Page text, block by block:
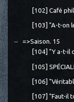
[102] Café
[103] "A-t-on
=>Saison. 15
[104] "Y a-t-il
[105]
[106]
[107] "Faut-il